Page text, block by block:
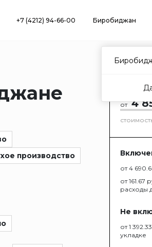
+7 (4212) 94-66-00 Биробиджан
производство
от 4
от 4
от 161.67
расходы
Не
от 1
укладке